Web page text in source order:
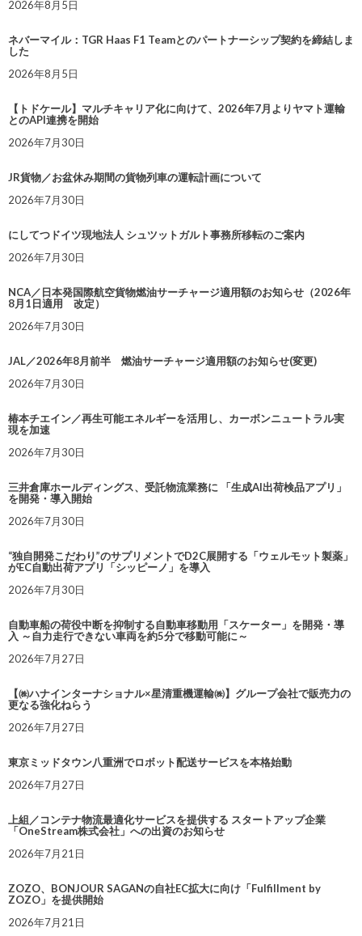
2026年8月5日
ネバーマイル：TGR Haas F1 Teamとのパートナーシップ契約を締結しま
した
2026年8月5日
【トドケール】マルチキャリア化に向けて、2026年7月よりヤマト運輸
とのAPI連携を開始
2026年7月30日
JR貨物／お盆休み期間の貨物列車の運転計画について
2026年7月30日
にしてつドイツ現地法人 シュツットガルト事務所移転のご案内
2026年7月30日
NCA／日本発国際航空貨物燃油サーチャージ適用額のお知らせ（2026年
8月1日適用 改定）
2026年7月30日
JAL／2026年8月前半 燃油サーチャージ適用額のお知らせ(変更)
2026年7月30日
椿本チエイン／再生可能エネルギーを活用し、カーボンニュートラル実
現を加速
2026年7月30日
三井倉庫ホールディングス、受託物流業務に 「生成AI出荷検品アプリ」
を開発・導入開始
2026年7月30日
“独自開発こだわり”のサプリメントでD2C展開する「ウェルモット製薬」
がEC自動出荷アプリ「シッピーノ」を導入
2026年7月30日
自動車船の荷役中断を抑制する自動車移動用「スケーター」を開発・導
入 ～自力走行できない車両を約5分で移動可能に～
2026年7月27日
【㈱ハナインターナショナル×星清重機運輸㈱】グループ会社で販売力の
更なる強化ねらう
2026年7月27日
東京ミッドタウン八重洲でロボット配送サービスを本格始動
2026年7月27日
上組／コンテナ物流最適化サービスを提供する スタートアップ企業
「OneStream株式会社」への出資のお知らせ
2026年7月21日
ZOZO、BONJOUR SAGANの自社EC拡大に向け「Fulfillment by
ZOZO」を提供開始
2026年7月21日